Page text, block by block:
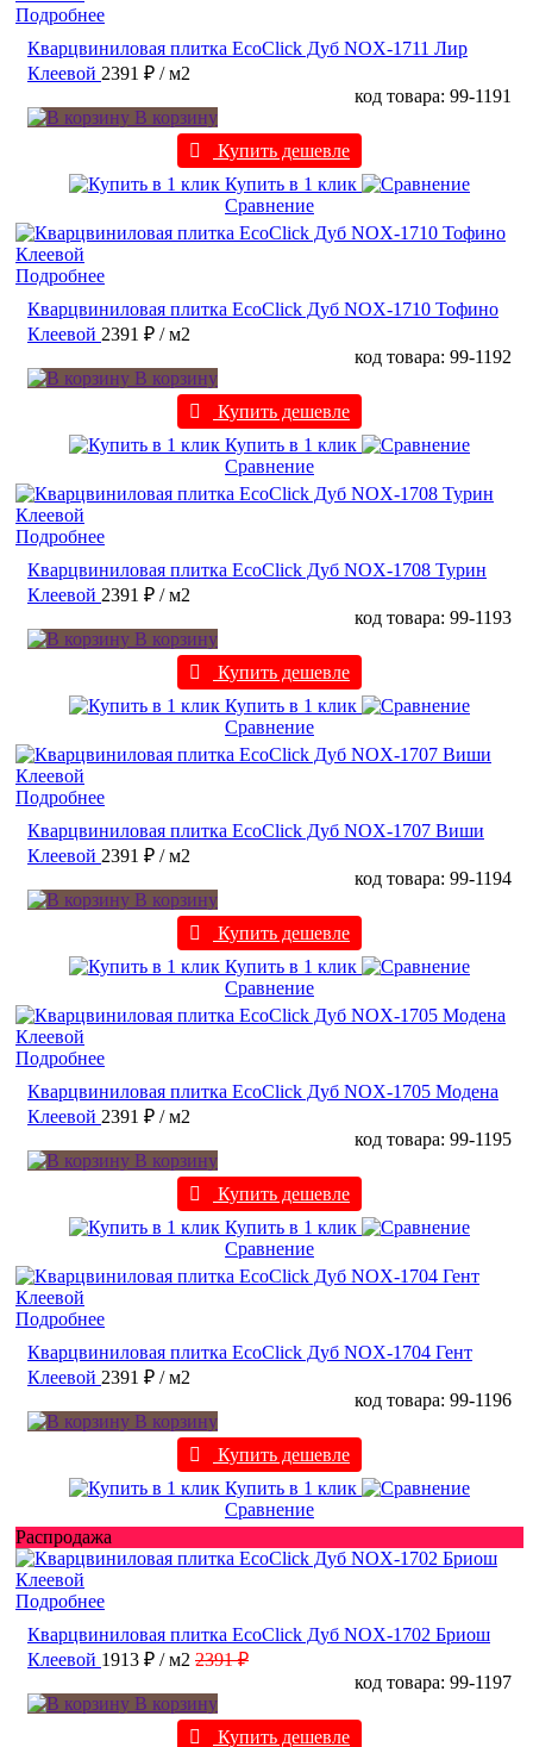
Подробнее
Кварцвиниловая плитка EcoClick Дуб NOX-1711 Лир
Клеевой 2391 ₽ / м2
код товара: 99-1191
В корзину
Купить дешевле
Купить в 1 клик
Сравнение
Подробнее
Кварцвиниловая плитка EcoClick Дуб NOX-1710 Тофино
Клеевой 2391 ₽ / м2
код товара: 99-1192
В корзину
Купить дешевле
Купить в 1 клик
Сравнение
Подробнее
Кварцвиниловая плитка EcoClick Дуб NOX-1708 Турин
Клеевой 2391 ₽ / м2
код товара: 99-1193
В корзину
Купить дешевле
Купить в 1 клик
Сравнение
Подробнее
Кварцвиниловая плитка EcoClick Дуб NOX-1707 Виши
Клеевой 2391 ₽ / м2
код товара: 99-1194
В корзину
Купить дешевле
Купить в 1 клик
Сравнение
Подробнее
Кварцвиниловая плитка EcoClick Дуб NOX-1705 Модена
Клеевой 2391 ₽ / м2
код товара: 99-1195
В корзину
Купить дешевле
Купить в 1 клик
Сравнение
Подробнее
Кварцвиниловая плитка EcoClick Дуб NOX-1704 Гент
Клеевой 2391 ₽ / м2
код товара: 99-1196
В корзину
Купить дешевле
Купить в 1 клик
Сравнение
Распродажа
Подробнее
Кварцвиниловая плитка EcoClick Дуб NOX-1702 Бриош
Клеевой 1913 ₽ / м2 2391 ₽
код товара: 99-1197
В корзину
Купить дешевле